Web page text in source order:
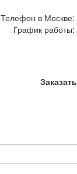
Телефон в Москве:
График работы: